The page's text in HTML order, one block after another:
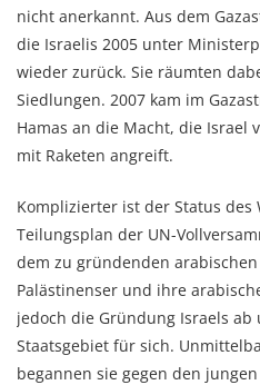
nicht anerkannt. Aus dem
die Israelis 2005 unter
wieder zurück. Sie räumten
Siedlungen. 2007 kam im
Hamas an die Macht, die Israel
mit Raketen angreift.
Komplizierter ist der Status des
Teilungsplan der UN-
dem zu gründenden
Palästinenser und ihre
jedoch die Gründung Israels ab
Staatsgebiet für sich.
begannen sie gegen den